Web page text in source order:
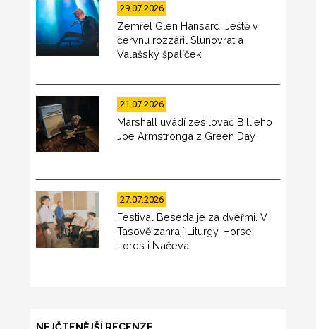
29.07.2026
Zemřel Glen Hansard. Ještě v
červnu rozzářil Slunovrat a
Valašský špalíček
21.07.2026
Marshall uvádí zesilovač Billieho
Joe Armstronga z Green Day
27.07.2026
Festival Beseda je za dveřmi. V
Tasově zahrají Liturgy, Horse
Lords i Načeva
NEJČTENĚJŠÍ RECENZE